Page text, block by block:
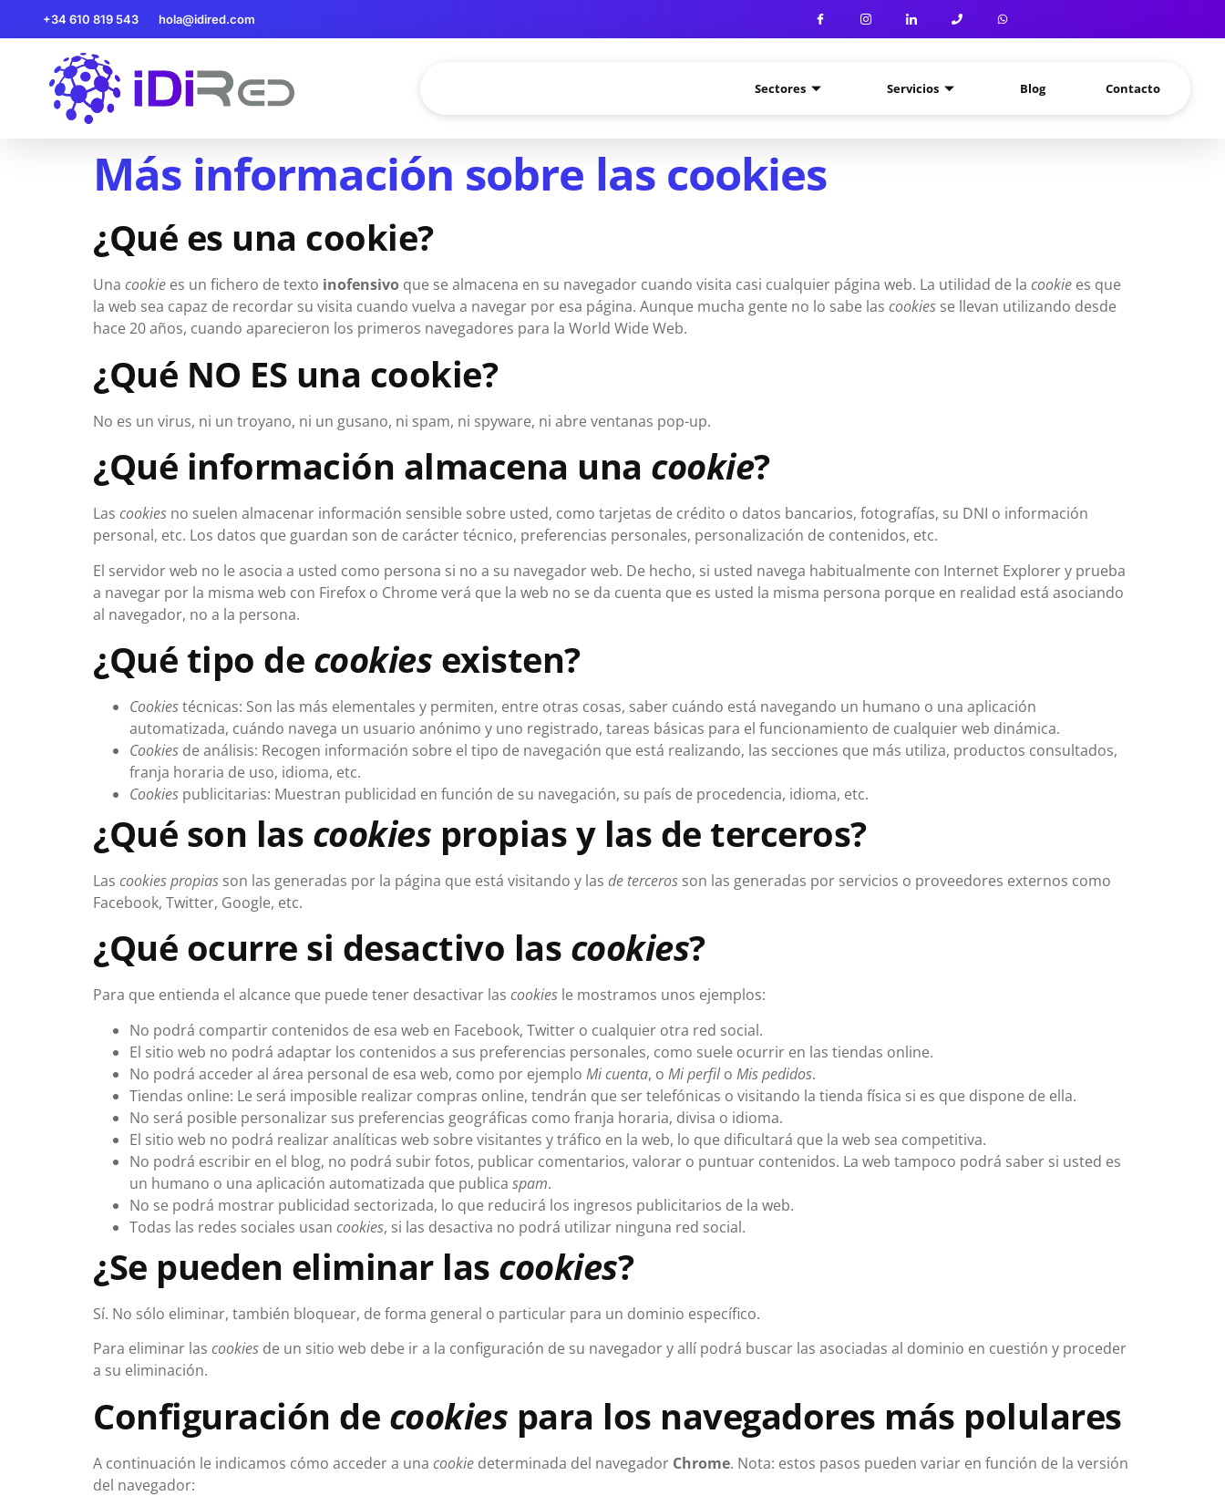
+34 610 819 543 hola@idired.com
Sectores Servicios Blog Contacto
Más información sobre las cookies
¿Qué es una cookie?
Una cookie es un fichero de texto inofensivo que se almacena en su navegador cuando visita casi cualquier página web. La utilidad de la cookie es que
la web sea capaz de recordar su visita cuando vuelva a navegar por esa página. Aunque mucha gente no lo sabe las cookies se llevan utilizando desde
hace 20 años, cuando aparecieron los primeros navegadores para la World Wide Web.
¿Qué NO ES una cookie?
No es un virus, ni un troyano, ni un gusano, ni spam, ni spyware, ni abre ventanas pop-up.
¿Qué información almacena una cookie?
Las cookies no suelen almacenar información sensible sobre usted, como tarjetas de crédito o datos bancarios, fotografías, su DNI o información
personal, etc. Los datos que guardan son de carácter técnico, preferencias personales, personalización de contenidos, etc.
El servidor web no le asocia a usted como persona si no a su navegador web. De hecho, si usted navega habitualmente con Internet Explorer y prueba
a navegar por la misma web con Firefox o Chrome verá que la web no se da cuenta que es usted la misma persona porque en realidad está asociando
al navegador, no a la persona.
¿Qué tipo de cookies existen?
Cookiestécnicas: Son las más elementales y permiten, entre otras cosas, saber cuándo está navegando un humano o una aplicación
automatizada, cuándo navega un usuario anónimo y uno registrado, tareas básicas para el funcionamiento de cualquier web dinámica.
Cookies de análisis: Recogen información sobre el tipo de navegación que está realizando, las secciones que más utiliza, productos consultados,
franja horaria de uso, idioma, etc.
Cookies publicitarias: Muestran publicidad en función de su navegación, su país de procedencia, idioma, etc.
¿Qué son las cookies propias y las de terceros?
Las cookies propias son las generadas por la página que está visitando y las de terceros son las generadas por servicios o proveedores externos como
Facebook, Twitter, Google, etc.
¿Qué ocurre si desactivo las cookies?
Para que entienda el alcance que puede tener desactivar las cookies le mostramos unos ejemplos:
No podrá compartir contenidos de esa web en Facebook, Twitter o cualquier otra red social.
El sitio web no podrá adaptar los contenidos a sus preferencias personales, como suele ocurrir en las tiendas online.
No podrá acceder al área personal de esa web, como por ejemplo Mi cuenta, o Mi perfilo Mis pedidos.
Tiendas online: Le será imposible realizar compras online, tendrán que ser telefónicas o visitando la tienda física si es que dispone de ella.
No será posible personalizar sus preferencias geográficas como franja horaria, divisa o idioma.
El sitio web no podrá realizar analíticas web sobre visitantes y tráfico en la web, lo que dificultará que la web sea competitiva.
No podrá escribir en el blog, no podrá subir fotos, publicar comentarios, valorar o puntuar contenidos. La web tampoco podrá saber si usted es
un humano o una aplicación automatizada que publica spam.
No se podrá mostrar publicidad sectorizada, lo que reducirá los ingresos publicitarios de la web.
Todas las redes sociales usan cookies, si las desactiva no podrá utilizar ninguna red social.
¿Se pueden eliminar las cookies?
Sí. No sólo eliminar, también bloquear, de forma general o particular para un dominio específico.
Para eliminar las cookies de un sitio web debe ir a la configuración de su navegador y allí podrá buscar las asociadas al dominio en cuestión y proceder
a su eliminación.
Configuración de cookies para los navegadores más polulares
A continuación le indicamos cómo acceder a una cookie determinada del navegador Chrome. Nota: estos pasos pueden variar en función de la versión
del navegador: